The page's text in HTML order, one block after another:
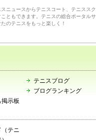
ュースからテニスコート、テニスス
ともできます。テニスの総合ポータ
のテニスをもっと楽しく！
示板
テニスブログ
ブログランキング
テニ